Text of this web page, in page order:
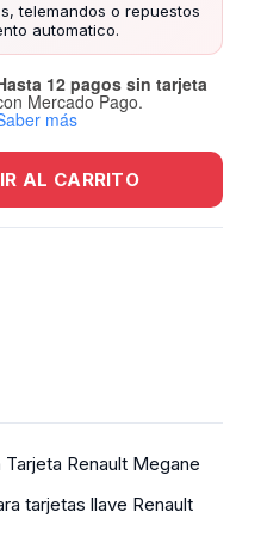
telemandos o repuestos
automatico.
12 pagos sin tarjeta
Mercado Pago.
más
AL CARRITO
Renault Megane
tarjetas llave Renault